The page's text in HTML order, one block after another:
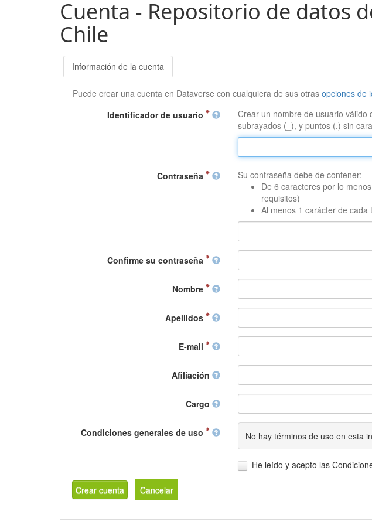
Cuenta - Repositorio de datos
Chile
Información de la cuenta
Puede crear una cuenta en Dataverse con cualquiera de sus otrasopciones de
Identificador de usuario
Crear un nombre de usuario
subrayados (_), y puntos (.) sin
Contraseña
Su contraseña debe de contener:
De 6 caracteres por lo
requisitos)
Al menos 1 carácter de
Confirme su contraseña
Nombre
Apellidos
E-mail
Afiliación
Cargo
Condiciones generales de uso No hay términos de uso en esta
He leído y acepto las
Crear cuenta Cancelar